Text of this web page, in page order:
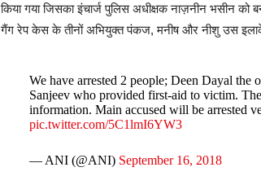
किया गया जिसका इंचार्ज पुलिस अधीक्षक नाज़नीन भसीन को
गैंग रेप केस के तीनों अभियुक्त पंकज, मनीष और नीशु उस
We have arrested 2 people; Deen Dayal
Sanjeev who provided first-aid to victim.
information. Main accused will be arrested
pic.twitter.com/5C1lmI6YW3
— ANI (@ANI) September 16, 2018